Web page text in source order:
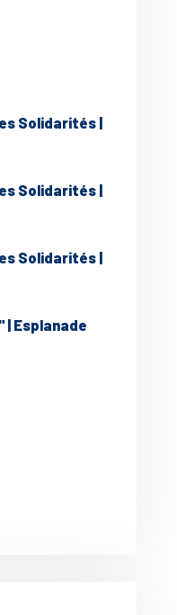
Solidarités |
Solidarités |
Solidarités |
Esplanade